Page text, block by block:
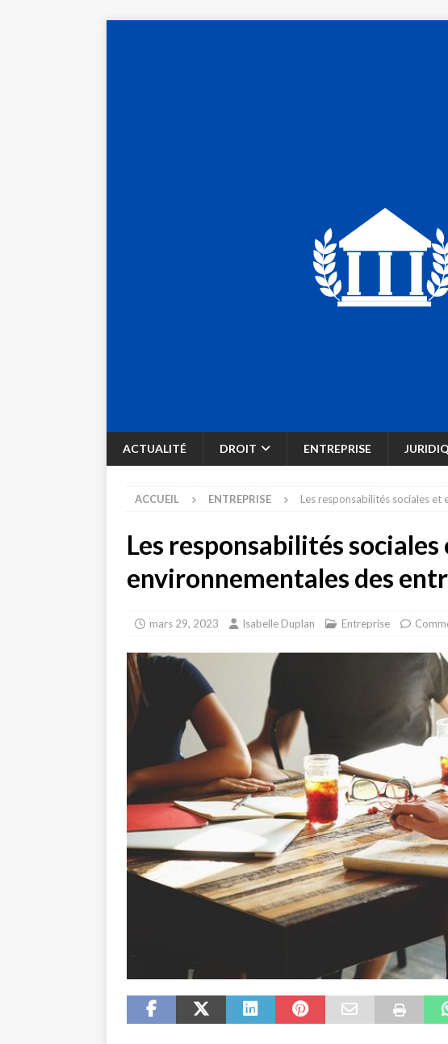
ACTUALITÉ DROIT ENTREPRISE
ACCUEIL ENTREPRISE Les responsabilités sociales
Les responsabilités sociales
environnementales des
mars 29, 2023 Isabelle Duplan Entreprise